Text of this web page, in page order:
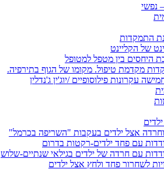
נפשי
התמקדות
של הקליינט
היחסים בין מטפל למטופל
מקדמת טיפול. מקומו של הגוף בתירפיה.
עקרונות פילוסופיים /יוג'ין ג'נדלין
אצל ילדים בעקבות "השריפה בכרמל"
עם פחד ילדים-רקטות בדרום
עם חרדה של ילדים בגילאי שנתיים-שלוש
לשחרור פחד ולחץ אצל ילדים